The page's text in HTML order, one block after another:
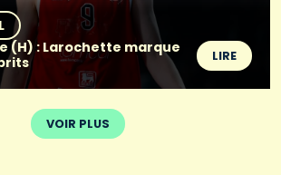
(H) : Larochette marque
LIRE
VOIR PLUS